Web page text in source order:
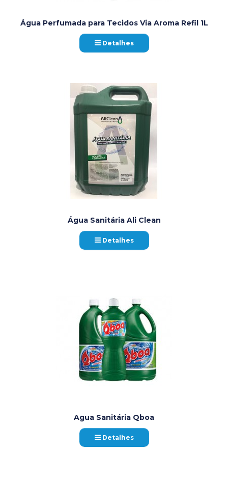
Água Perfumada para Tecidos Via Aroma Refil 1L
Detalhes
Água Sanitária Ali Clean
Detalhes
Agua Sanitária Qboa
Detalhes